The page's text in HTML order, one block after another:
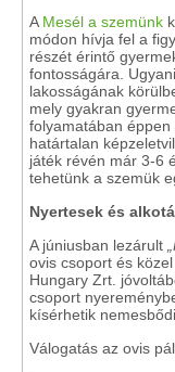
A Mesél a szemünk
módon hívja fel a
részét érintő
fontosságára.
lakosságának
mely gyakran
folyamatában
határtalan
játék révén már 3-6
tehetünk a szemük
Nyertesek és
A júniusban lezárult
ovis csoport és
Hungary Zrt.
csoport
kísérhetik
Válogatás az ovis